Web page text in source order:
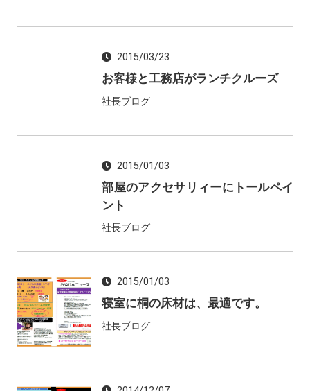
2015/03/23
お客様と工務店がランチクルーズ
社長ブログ
2015/01/03
部屋のアクセサリィーにトールペイ
ント
社長ブログ
2015/01/03
寝室に桐の床材は、最適です。
社長ブログ